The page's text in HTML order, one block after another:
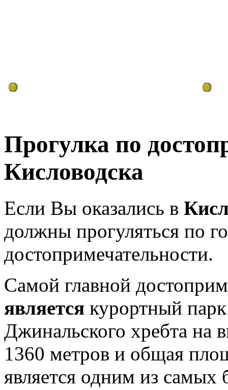
Прогулка по
Кисловодска
Если Вы оказались в
должны прогуляться по
достопримечательности.
Самой главной
является курортный
Джинальского хребта на
1360 метров и общая
является одним из